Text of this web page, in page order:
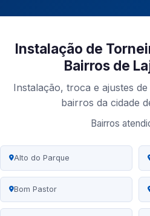
Instalação de
Bairros de
Instalação, troca e ajustes
bairros da cidade
Bairros
Alto do Parque
Bom Pastor